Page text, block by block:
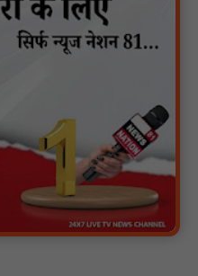
दिनों से हड़ताल पर : NN81
क्षेत्र में विभिन्न विकास कार्यों का
समीक्षा, मुख्यमंत्री विष्णुदेव साय ने
गांव, नियद नेल्लानार ग्रामों में बढ़ी
को साइकिल वितरण, 'एक पेड़